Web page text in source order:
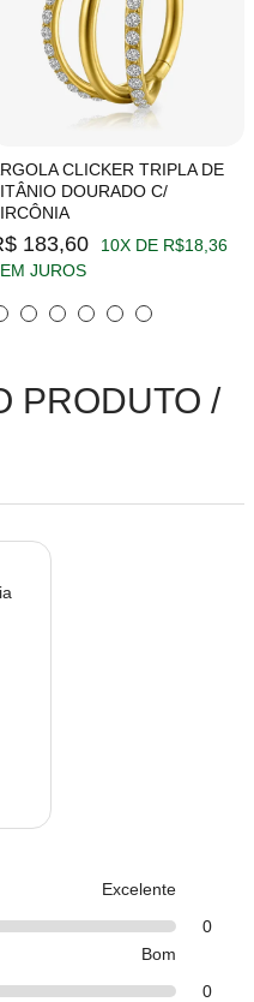
CLICKER TRIPLA DE
DOURADO C/
183,60
10X DE R$18,36
JUROS
PRODUTO /
Excelente
0
Bom
0